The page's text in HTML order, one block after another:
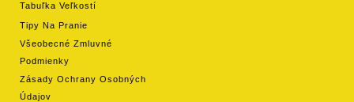
Tabuľka Veľkostí
Tipy Na Pranie
Všeobecné Zmluvné
Podmienky
Zásady Ochrany Osobných
Údajov